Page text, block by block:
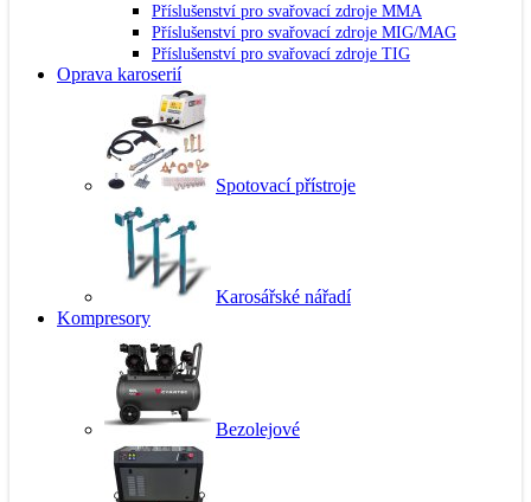
Příslušenství pro svařovací zdroje MMA
Příslušenství pro svařovací zdroje MIG/MAG
Příslušenství pro svařovací zdroje TIG
Oprava karoserií
Spotovací přístroje
Karosářské nářadí
Kompresory
Bezolejové